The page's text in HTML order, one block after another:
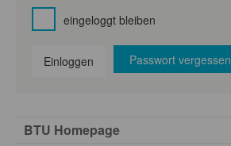
eingeloggt bleiben
Einloggen Passwort vergessen
BTU Homepage